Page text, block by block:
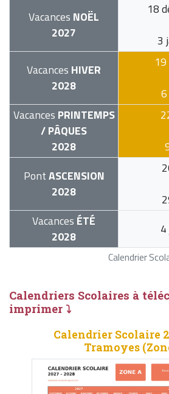
Calendrier
Vacances NOËL
2027
18
3
Vacances HIVER
2028
Vacances PRINTEMPS
/ PÂQUES
2028
PontASCENSION
2028
Vacances ÉTÉ
2028
Calendriers Scolaires à
imprimer ⤵
Calendrier Scolaire
Tramoyes